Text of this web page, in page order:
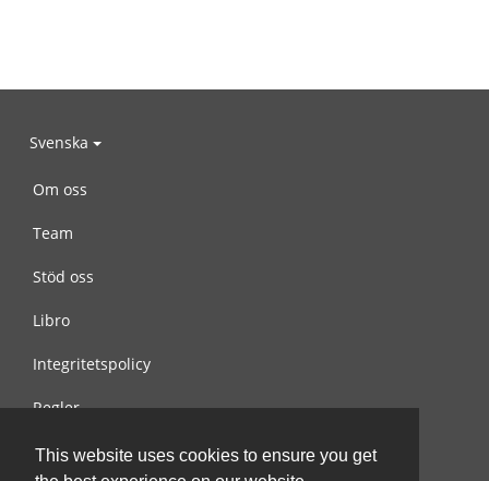
This website uses cookies to ensure you get
Svenska
Om oss
Team
Stöd oss
Libro
Integritetspolicy
Regler
Kontakta oss